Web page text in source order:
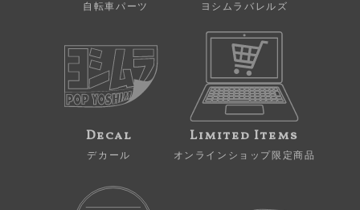
自転車パーツ ヨシムラバレルズ
Decal
デカール
Limited Items
オンラインショップ限定商品